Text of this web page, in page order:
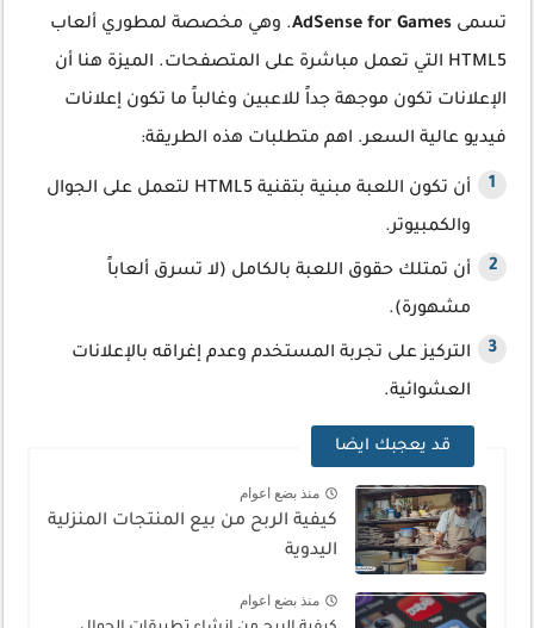
تسمى AdSense for Games. وهي مخصصة لمطوري ألعاب
HTML5 التي تعمل مباشرة على المتصفحات. الميزة هنا أن
الإعلانات تكون موجهة جداً للاعبين وغالباً ما تكون إعلانات
فيديو عالية السعر. اهم متطلبات هذه الطريقة:
أن تكون اللعبة مبنية بتقنية HTML5 لتعمل على الجوال
والكمبيوتر.
أن تمتلك حقوق اللعبة بالكامل (لا تسرق ألعاباً
مشهورة).
التركيز على تجربة المستخدم وعدم إغراقه بالإعلانات
العشوائية.
قد يعجبك ايضا
منذ بضع اعوام
كيفية الربح من بيع المنتجات المنزلية
اليدوية
منذ بضع اعوام